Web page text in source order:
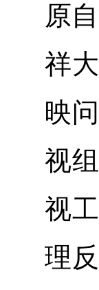
原
祥
映
视
视
理